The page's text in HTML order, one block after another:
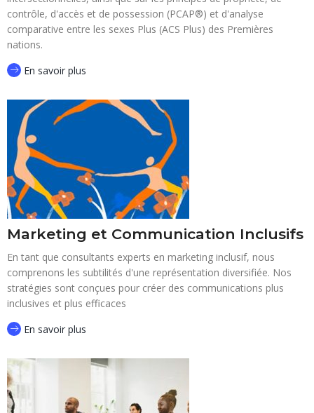
contrôle, d'accès et de possession (PCAP®) et d'analyse
comparative entre les sexes Plus (ACS Plus) des Premières
nations.
En savoir plus
Marketing et Communication Inclusifs
En tant que consultants experts en marketing inclusif, nous
comprenons les subtilités d'une représentation diversifiée. Nos
stratégies sont conçues pour créer des communications plus
inclusives et plus efficaces
En savoir plus